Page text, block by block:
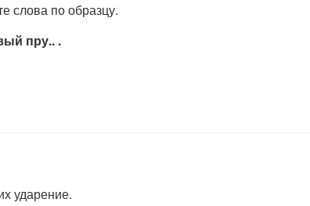
слова по образцу.
пру.. .
ударение.